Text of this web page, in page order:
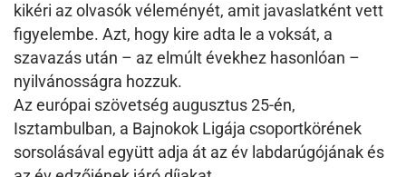
kikéri az olvasók véleményét, amit javaslatként vett
figyelembe. Azt, hogy kire adta le a voksát, a
szavazás után – az elmúlt évekhez hasonlóan –
nyilvánosságra hozzuk.
Az európai szövetség augusztus 25-én,
Isztambulban, a Bajnokok Ligája csoportkörének
sorsolásával együtt adja át az év labdarúgójának és